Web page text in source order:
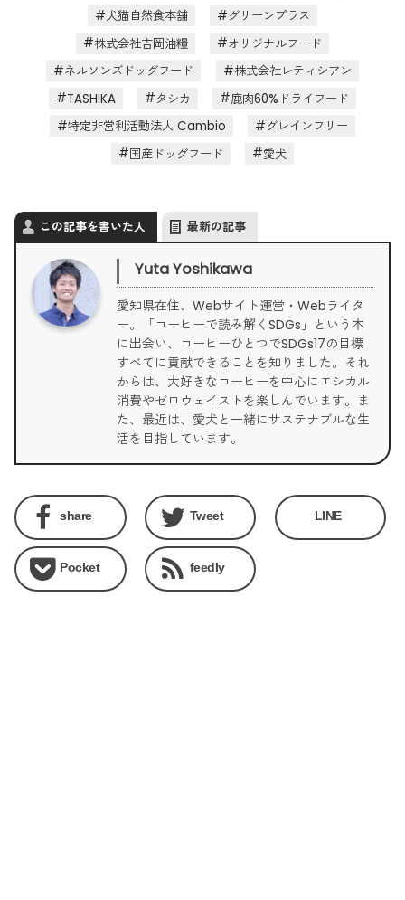
犬猫自然食本舗
グリーンプラス
株式会社吉岡油糧
オリジナルフード
ネルソンズドッグフード
株式会社レティシアン
TASHIKA
タシカ
鹿肉60%ドライフード
特定非営利活動法人 Cambio
グレインフリー
国産ドッグフード
愛犬
この記事を書いた人 最新の記事
Yuta Yoshikawa
愛知県在住、Webサイト運営・Webライタ
ー。「コーヒーで読み解くSDGs」という本
に出会い、コーヒーひとつでSDGs17の目標
すべてに貢献できることを知りました。それ
からは、大好きなコーヒーを中心にエシカル
消費やゼロウェイストを楽しんでいます。ま
た、最近は、愛犬と一緒にサステナブルな生
活を目指しています。
share Tweet LINE
Pocket feedly